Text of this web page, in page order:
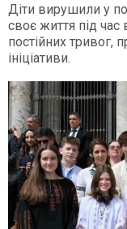
Діти вирушили у
своє життя під
постійних тривог,
ініціативи.